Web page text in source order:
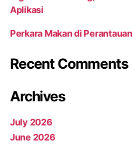
Aplikasi
Perkara Makan di Perantauan
Recent Comments
Archives
July 2026
June 2026